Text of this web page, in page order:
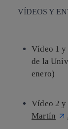
VÍDEOS Y
Vídeo 1 y
de la
enero)
Vídeo 2 y
Martín